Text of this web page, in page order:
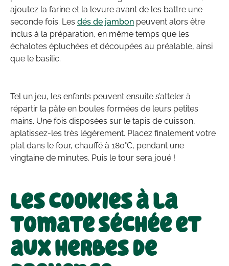
ajoutez la farine et la levure avant de les battre une
seconde fois. Les dés de jambon peuvent alors être
inclus à la préparation, en même temps que les
échalotes épluchées et découpées au préalable, ainsi
que le basilic.
Tel un jeu, les enfants peuvent ensuite s’atteler à
répartir la pâte en boules formées de leurs petites
mains. Une fois disposées sur le tapis de cuisson,
aplatissez-les très légèrement. Placez finalement votre
plat dans le four, chauffé à 180°C, pendant une
vingtaine de minutes. Puis le tour sera joué !
Les cookies à la
tomate séchée et
aux herbes de